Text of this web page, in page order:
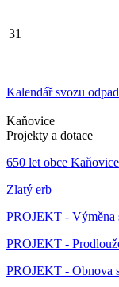
31
Kalendář svozu
Kaňovice
Projekty a dotace
650 let obce Kaňovice
Zlatý erb
PROJEKT - Výměna
PROJEKT -
PROJEKT - Obnova